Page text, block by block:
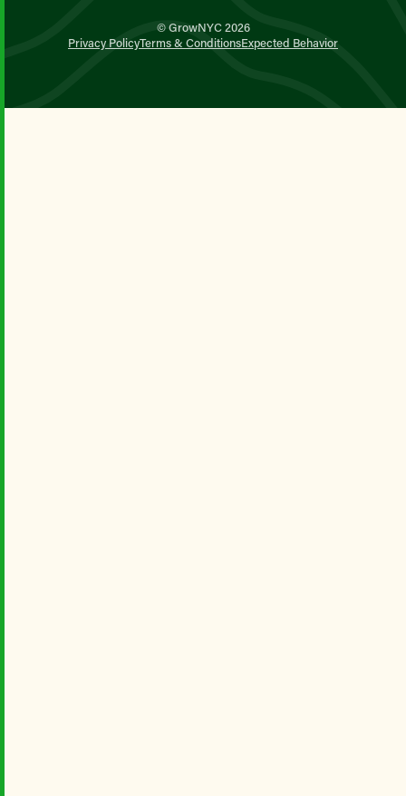
© GrowNYC 2026
Privacy PolicyTerms & ConditionsExpected Behavior